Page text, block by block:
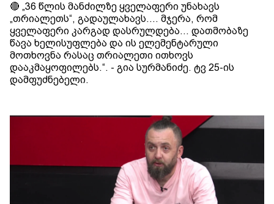
🔴 „36 წლის მანძილზე ყველაფერი უნახავს
„თრიალეთს“, გადაულახავს.... მჯერა, რომ
ყველაფერი კარგად დასრულდება... დათმობაზე
წავა ხელისუფლება და ის ელემენტარული
მოთხოვნა რასაც თრიალეთი ითხოვს
დააკმაყოფილებს.“. - გია სურმანიძე. ტვ 25-ის
დამფუძნებელი.